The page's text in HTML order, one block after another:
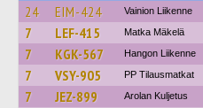
24 EIM-424 Vainion Liikenne
7 LEF-415 Matka Mäkelä
7 KGK-567 Hangon Liikenne
7 VSY-905 PP Tilausmatkat
7 JEZ-899 Arolan Kuljetus